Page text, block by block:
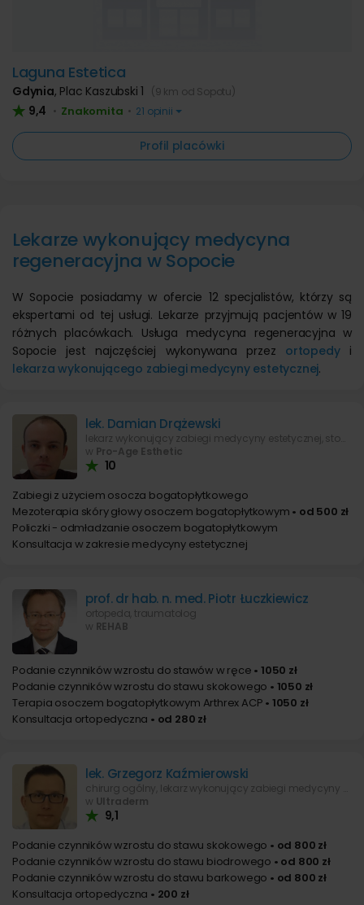
Laguna Estetica
Gdynia, Plac Kaszubski 1 (9 km od Sopotu)
9,4 • Znakomita • 21 opinii
Profil placówki
Lekarze wykonujący medycyna
regeneracyjna w Sopocie
W Sopocie posiadamy w ofercie 12 specjalistów, którzy są
ekspertami od tej usługi. Lekarze przyjmują pacjentów w 19
różnych placówkach. Usługa medycyna regeneracyjna w
Sopocie jest najczęściej wykonywana przez ortopedyi
lekarza wykonującego zabiegi medycyny estetycznej.
lek. Damian Drążewski
lekarz wykonujący zabiegi medycyny estetycznej, stomatolog
w Pro-Age Esthetic
10
Zabiegi z użyciem osocza bogatopłytkowego
Mezoterapia skóry głowy osoczem bogatopłytkowym • od 500 zł
Policzki - odmładzanie osoczem bogatopłytkowym
Konsultacja w zakresie medycyny estetycznej
prof. dr hab. n. med. Piotr Łuczkiewicz
ortopeda, traumatolog
w REHAB
Podanie czynników wzrostu do stawów w ręce • 1050 zł
Podanie czynników wzrostu do stawu skokowego • 1050 zł
Terapia osoczem bogatopłytkowym Arthrex ACP • 1050 zł
Konsultacja ortopedyczna • od 280 zł
lek. Grzegorz Kaźmierowski
w Ultraderm
9,1
Podanie czynników wzrostu do stawu skokowego • od 800 zł
Podanie czynników wzrostu do stawu biodrowego • od 800 zł
Podanie czynników wzrostu do stawu barkowego • od 800 zł
Konsultacja ortopedyczna • 200 zł